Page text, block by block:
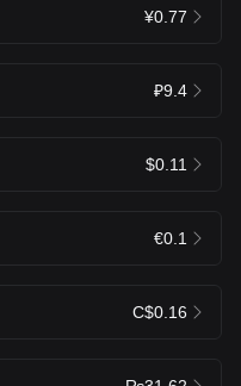
¥0.77
₽9.4
$0.11
€0.1
C$0.16